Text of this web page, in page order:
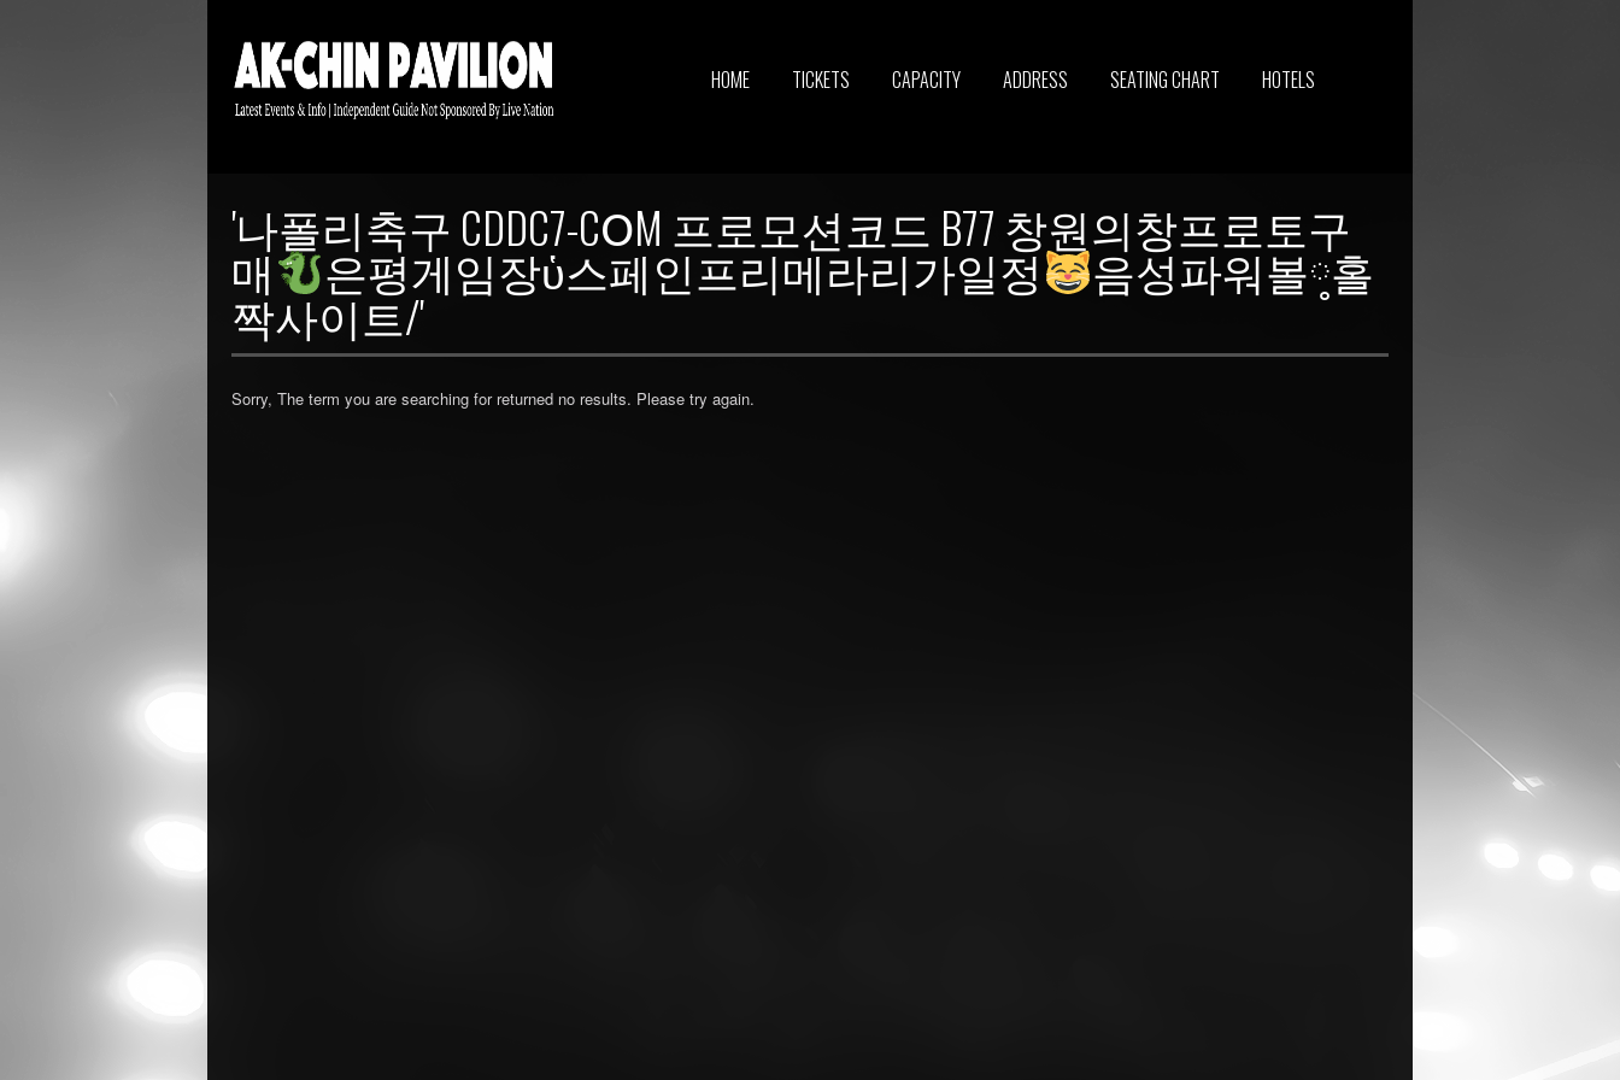
HOME TICKETS CAPACITY ADDRESS SEATING CHART HOTELS
'나폴리축구 CDDC7-CՕM 프로모션코드 B77 창원의창프로토구
매 은평게임장ὑ스페인프리메라리가일정 음성파워볼༷홀
짝사이트/'
Sorry, The term you are searching for returned no results. Please try again.